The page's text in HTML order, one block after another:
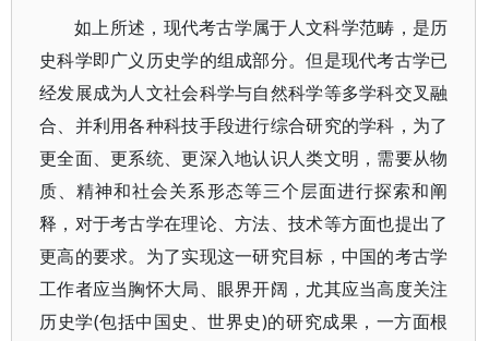
如上所述，现代考古学属于人文科学范畴，是历
史科学即广义历史学的组成部分。但是现代考古学已
经发展成为人文社会科学与自然科学等多学科交叉融
合、并利用各种科技手段进行综合研究的学科，为了
更全面、更系统、更深入地认识人类文明，需要从物
质、精神和社会关系形态等三个层面进行探索和阐
释，对于考古学在理论、方法、技术等方面也提出了
更高的要求。为了实现这一研究目标，中国的考古学
工作者应当胸怀大局、眼界开阔，尤其应当高度关注
历史学(包括中国史、世界史)的研究成果，一方面根